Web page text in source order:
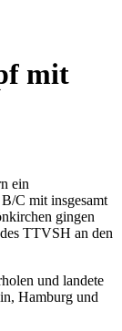
mit
ein
C mit insgesamt
gingen
TTVSH an den
und landete
Hamburg und